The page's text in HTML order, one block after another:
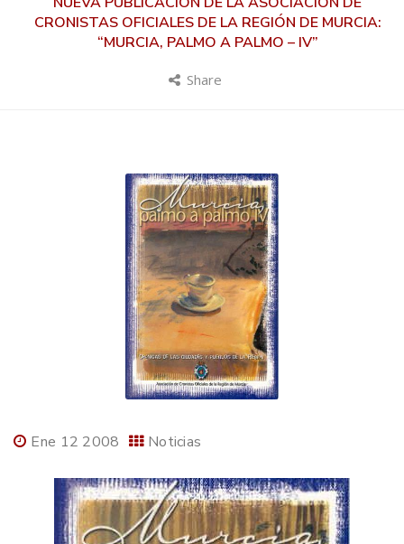
CRONISTAS OFICIALES DE LA REGIÓN DE MURCIA:
“MURCIA, PALMO A PALMO – IV”
Share
Ene 12 2008 Noticias